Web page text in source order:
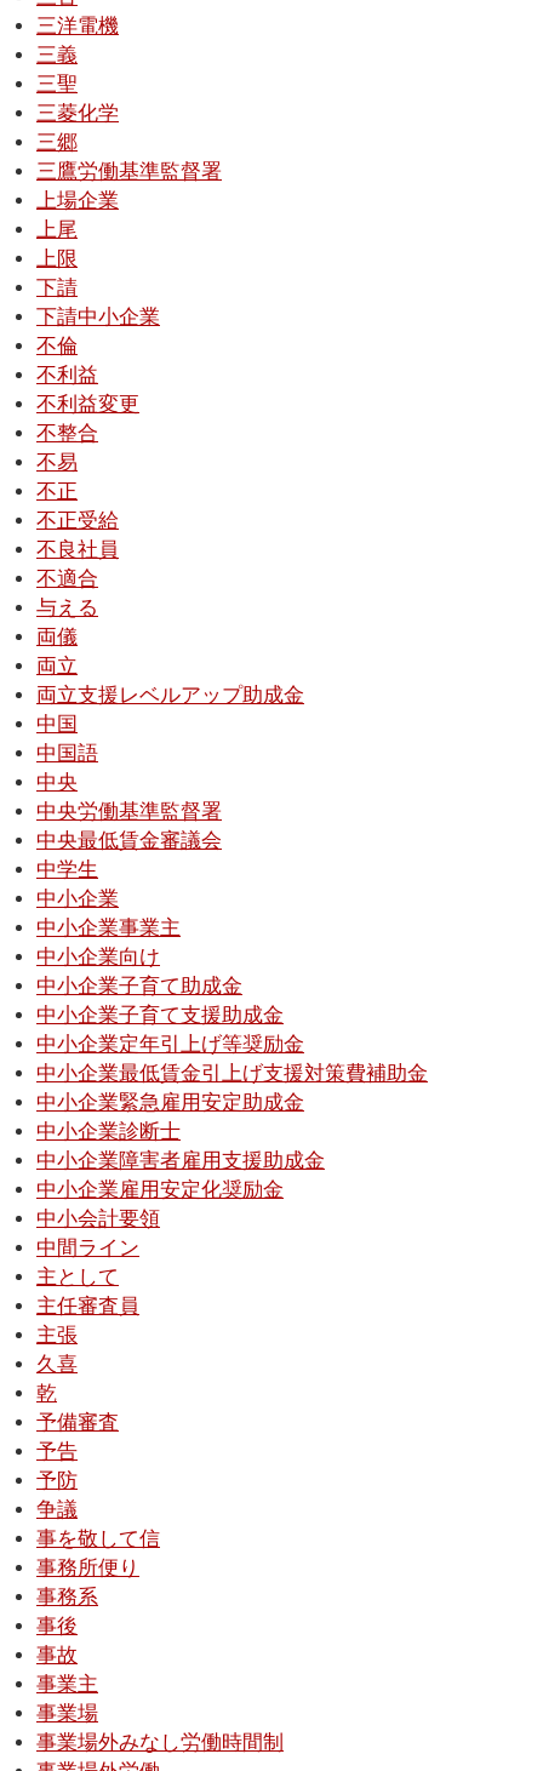
三洋電機
三義
三聖
三菱化学
三郷
三鷹労働基準監督署
上場企業
上尾
上限
下請
下請中小企業
不倫
不利益
不利益変更
不整合
不易
不正
不正受給
不良社員
不適合
与える
両儀
両立
両立支援レベルアップ助成金
中国
中国語
中央
中央労働基準監督署
中央最低賃金審議会
中学生
中小企業
中小企業事業主
中小企業向け
中小企業子育て助成金
中小企業子育て支援助成金
中小企業定年引上げ等奨励金
中小企業最低賃金引上げ支援対策費補助金
中小企業緊急雇用安定助成金
中小企業診断士
中小企業障害者雇用支援助成金
中小企業雇用安定化奨励金
中小会計要領
中間ライン
主として
主任審査員
主張
久喜
乾
予備審査
予告
予防
争議
事を敬して信
事務所便り
事務系
事後
事故
事業主
事業場
事業場外みなし労働時間制